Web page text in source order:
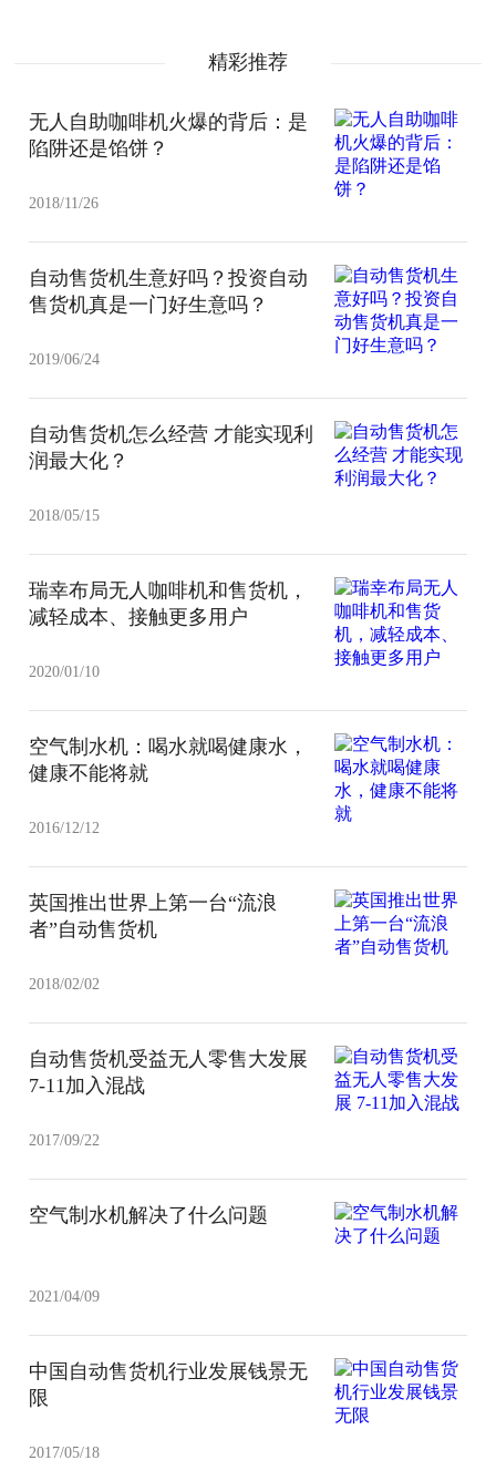
精彩推荐
无人自助咖啡机火爆的背后：是
陷阱还是馅饼？
2018/11/26
自动售货机生意好吗？投资自动
售货机真是一门好生意吗？
2019/06/24
自动售货机怎么经营 才能实现利
润最大化？
2018/05/15
瑞幸布局无人咖啡机和售货机，
减轻成本、接触更多用户
2020/01/10
空气制水机：喝水就喝健康水，
健康不能将就
2016/12/12
英国推出世界上第一台“流浪
者”自动售货机
2018/02/02
自动售货机受益无人零售大发展
7-11加入混战
2017/09/22
空气制水机解决了什么问题
2021/04/09
中国自动售货机行业发展钱景无
限
2017/05/18